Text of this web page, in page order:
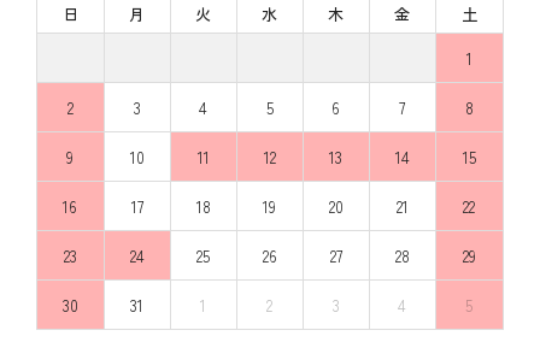
日 月 火 水 木 金
土
1
2 3 4 5 6 7 8
9 10 11 12 13 14 15
16 17 18 19 20 21 22
23 24 25 26 27 28 29
30 31 1 2 3 4 5